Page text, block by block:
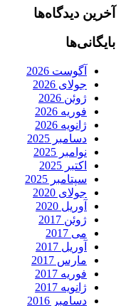
آخرین دیدگاه‌ها
بایگانی‌ها
آگوست 2026
جولای 2026
ژوئن 2026
فوریه 2026
ژانویه 2026
دسامبر 2025
نوامبر 2025
اکتبر 2025
سپتامبر 2025
جولای 2020
آوریل 2020
ژوئن 2017
می 2017
آوریل 2017
مارس 2017
فوریه 2017
ژانویه 2017
دسامبر 2016